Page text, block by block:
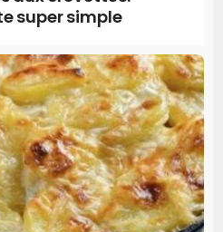
super simple